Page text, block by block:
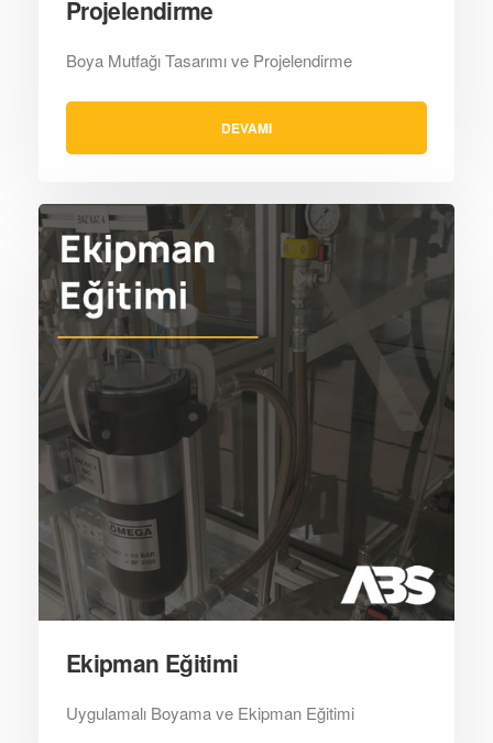
Projelendirme
Boya Mutfağı Tasarımı ve Projelendirme
DEVAMI
Ekipman Eğitimi
Uygulamalı Boyama ve Ekipman Eğitimi